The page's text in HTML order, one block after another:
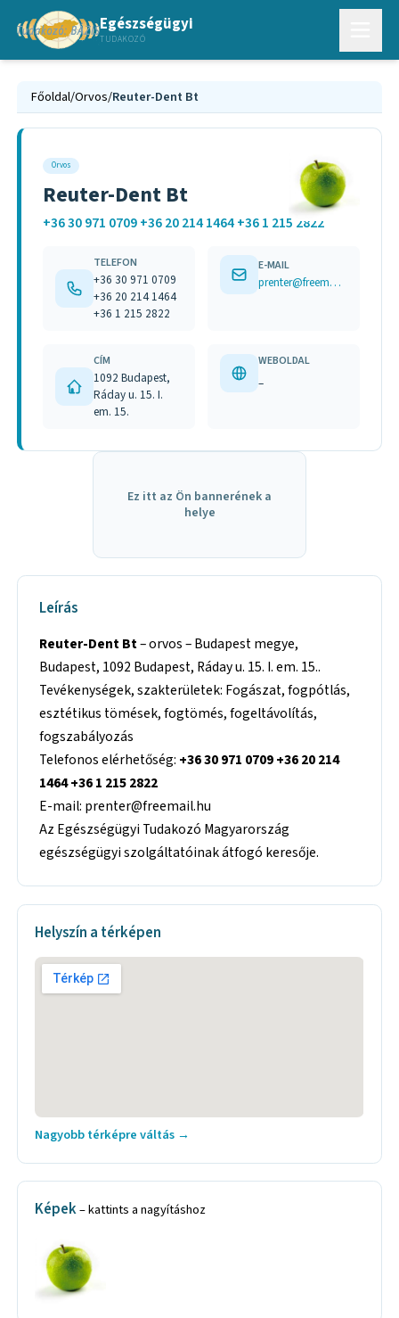
Egészségügyi
TUDAKOZÓ
Főoldal/Orvos/Reuter-Dent Bt
Orvos
Reuter-Dent Bt
+36 30 971 0709 +36 20 214 1464 +36 1 215 2822
TELEFON
+36 30 971 0709
+36 20 214 1464
+36 1 215 2822
E-MAIL
prenter@freemail.hu
CÍM
1092 Budapest,
Ráday u. 15. I.
em. 15.
WEBOLDAL
–
Ez itt az Ön bannerének a
helye
Leírás
Reuter-Dent Bt– orvos – Budapest megye,
Budapest, 1092 Budapest, Ráday u. 15. I. em. 15..
Tevékenységek, szakterületek: Fogászat, fogpótlás,
esztétikus tömések, fogtömés, fogeltávolítás,
fogszabályozás
Telefonos elérhetőség: +36 30 971 0709 +36 20 214
1464 +36 1 215 2822
E-mail: prenter@freemail.hu
Az Egészségügyi Tudakozó Magyarország
egészségügyi szolgáltatóinak átfogó keresője.
Helyszín a térképen
Nagyobb térképre váltás →
Képek– kattints a nagyításhoz